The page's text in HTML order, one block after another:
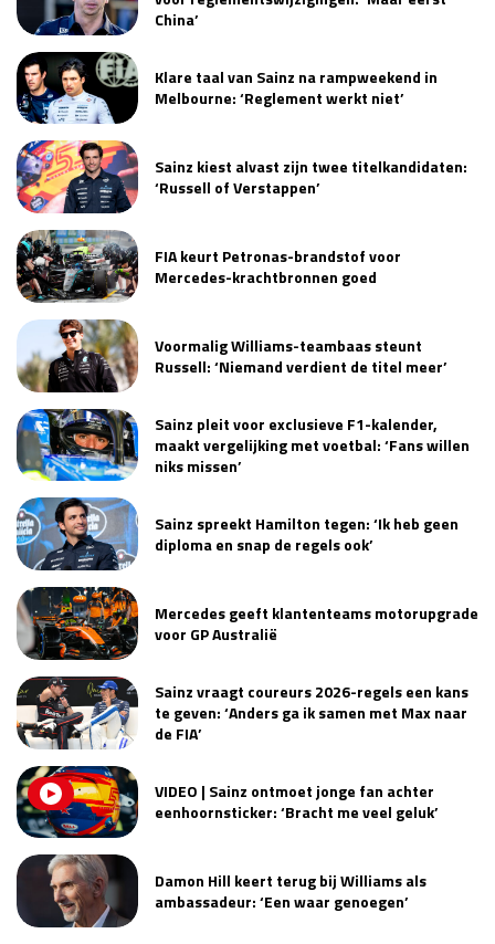
China’
Klare taal van Sainz na rampweekend in
Melbourne: ‘Reglement werkt niet’
Sainz kiest alvast zijn twee titelkandidaten:
‘Russell of Verstappen’
FIA keurt Petronas-brandstof voor
Mercedes-krachtbronnen goed
Voormalig Williams-teambaas steunt
Russell: ‘Niemand verdient de titel meer’
Sainz pleit voor exclusieve F1-kalender,
maakt vergelijking met voetbal: ‘Fans willen
niks missen’
Sainz spreekt Hamilton tegen: ‘Ik heb geen
diploma en snap de regels ook’
Mercedes geeft klantenteams motorupgrade
voor GP Australië
Sainz vraagt coureurs 2026-regels een kans
te geven: ‘Anders ga ik samen met Max naar
de FIA’
VIDEO | Sainz ontmoet jonge fan achter
eenhoornsticker: ‘Bracht me veel geluk’
Damon Hill keert terug bij Williams als
ambassadeur: ‘Een waar genoegen’